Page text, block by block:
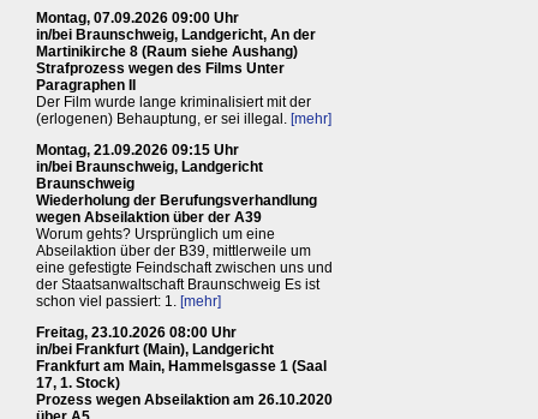
Montag, 07.09.2026 09:00 Uhr
in/bei Braunschweig, Landgericht, An der
Martinikirche 8 (Raum siehe Aushang)
Strafprozess wegen des Films Unter
Paragraphen II
Der Film wurde lange kriminalisiert mit der
(erlogenen) Behauptung, er sei illegal. [mehr]
Montag, 21.09.2026 09:15 Uhr
in/bei Braunschweig, Landgericht
Braunschweig
Wiederholung der Berufungsverhandlung
wegen Abseilaktion über der A39
Worum gehts? Ursprünglich um eine
Abseilaktion über der B39, mittlerweile um
eine gefestigte Feindschaft zwischen uns und
der Staatsanwaltschaft Braunschweig Es ist
schon viel passiert: 1. [mehr]
Freitag, 23.10.2026 08:00 Uhr
in/bei Frankfurt (Main), Landgericht
Frankfurt am Main, Hammelsgasse 1 (Saal
17, 1. Stock)
Prozess wegen Abseilaktion am 26.10.2020